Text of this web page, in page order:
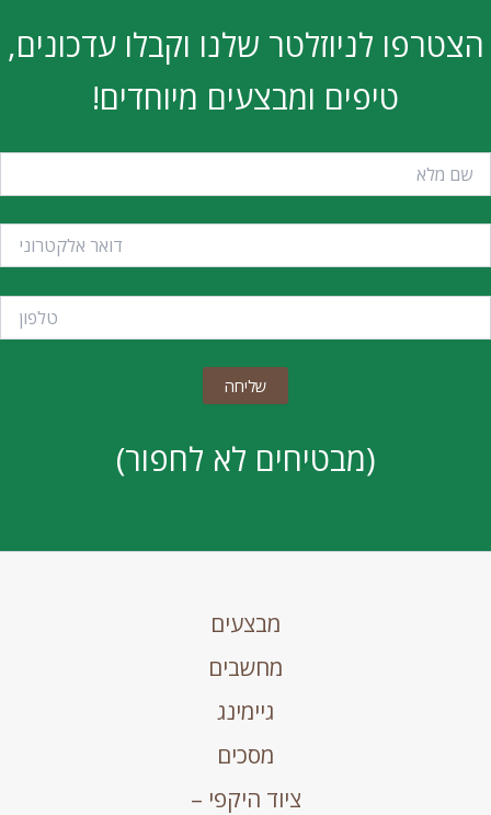
הצטרפו לניוזלטר שלנו וקבלו עדכונים,
טיפים ומבצעים מיוחדים!
(מבטיחים לא לחפור)
מבצעים
מחשבים
גיימינג
מסכים
ציוד היקפי –